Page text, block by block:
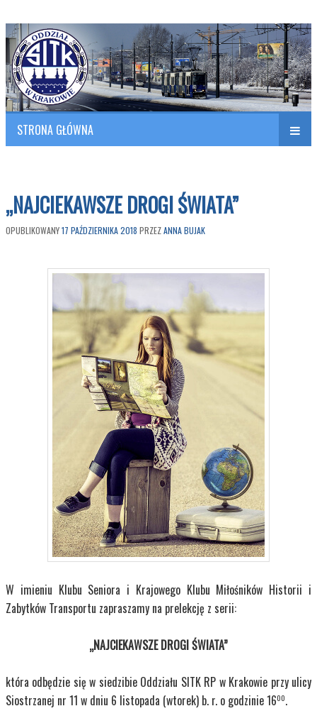
SITK RP Oddział w KRAKOWIE
Polish Association of Engineers & Technicians of Transportation
STRONA GŁÓWNA
„NAJCIEKAWSZE DROGI ŚWIATA”
OPUBLIKOWANY17 PAŹDZIERNIKA 2018 PRZEZANNA BUJAK
W imieniu Klubu Seniora i Krajowego Klubu Miłośników Historii i
Zabytków Transportu zapraszamy na prelekcję z serii:
„NAJCIEKAWSZE DROGI ŚWIATA”
która odbędzie się w siedzibie Oddziału SITK RP w Krakowie przy ulicy
Siostrzanej nr 11 w dniu 6 listopada (wtorek) b. r. o godzinie 1600.